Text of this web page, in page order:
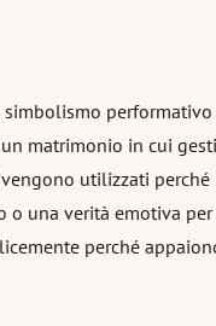
performativo
matrimonio in cui gesti
utilizzati perché
o una verità emotiva per
perché